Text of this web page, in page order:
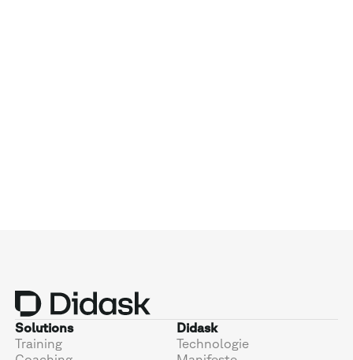
Solutions
Training
Didask
Technologie